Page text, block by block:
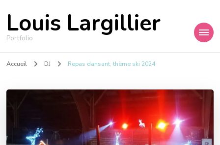
Louis Largillier
Portfolio
Accueil DJ Repas dansant, thème ski 2024